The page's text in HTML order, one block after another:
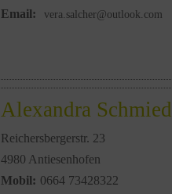
Email:
vera.salcher@outlook.com
Alexandra Schmied
Reichersbergerstr. 23
4980 Antiesenhofen
Mobil: 0664 73428322